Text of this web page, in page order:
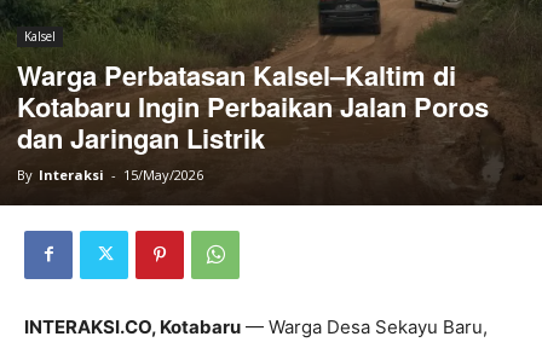
Kalsel
Warga Perbatasan Kalsel–Kaltim di
Kotabaru Ingin Perbaikan Jalan Poros
dan Jaringan Listrik
By Interaksi - 15/May/2026
INTERAKSI.CO, Kotabaru — Warga Desa Sekayu Baru,